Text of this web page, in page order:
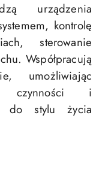
urządzenia
kontrolę
sterowanie
Współpracują
umożliwiając
czynności i
do stylu życia